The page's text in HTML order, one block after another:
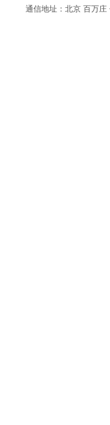
通信地址：北京 百万